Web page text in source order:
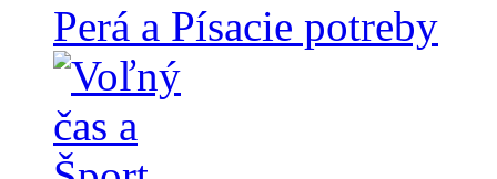
Perá a Písacie potreby